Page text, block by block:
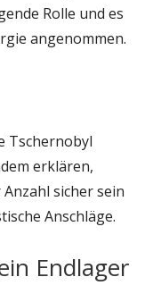
Rolle und es
angenommen.
Tschernobyl
erklären,
sicher sein
Anschläge.
Endlager